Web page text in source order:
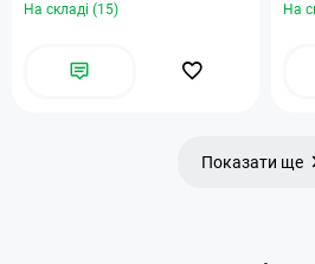
На складі (15) На
Показати ще